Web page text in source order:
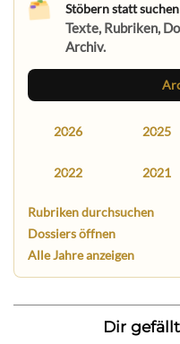
Stöbern statt suchen
Texte, Rubriken,
Archiv.
2026 2025
2022 2021
Rubriken durchsuchen
Dossiers öffnen
Alle Jahre anzeigen
Dir